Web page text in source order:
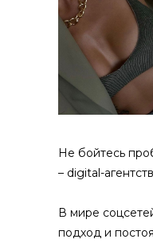
Не бойтесь
– digital-
В мире
подход и